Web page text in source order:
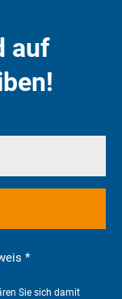
auf
*
Sie sich damit